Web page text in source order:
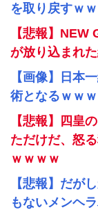
を取り戻すｗ
【悲報】NEW
が放り込まれ
【画像】日本
術となるｗｗ
【悲報】四皇
ただけだ、怒
ｗｗｗｗ
【悲報】だが
もないメンヘ